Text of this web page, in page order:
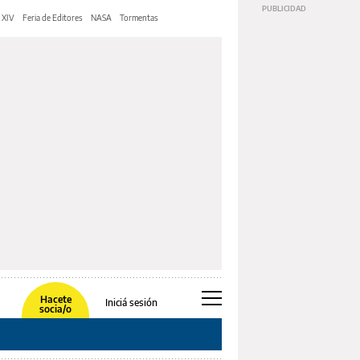
XIV Feria de Editores NASA Tormentas
Hacete
socia/o
Iniciá sesión